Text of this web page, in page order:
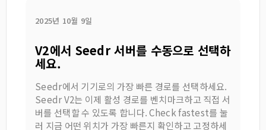
2025년 10월 9일
V2에서 Seedr 서버를 수동으로 선택하
세요.
Seedr에서 기기로의 가장 빠른 경로를 선택하세요.
Seedr V2는 이제 활성 경로를 벤치마크하고 직접 서
버를 선택할 수 있도록 합니다. Check fastest를 눌
러 지금 어떤 위치가 가장 빠른지 확인하고 고정하세